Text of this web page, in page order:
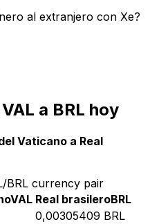
al extranjero con Xe?
a BRL hoy
Vaticano a Real
BRL currency pair
VAL Real brasileroBRL
0,00305409 BRL